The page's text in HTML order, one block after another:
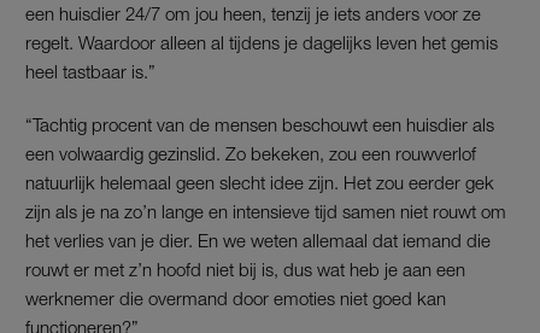
een huisdier 24/7 om jou heen, tenzij je iets anders voor ze
regelt. Waardoor alleen al tijdens je dagelijks leven het gemis
heel tastbaar is.”
“Tachtig procent van de mensen beschouwt een huisdier als
een volwaardig gezinslid. Zo bekeken, zou een rouwverlof
natuurlijk helemaal geen slecht idee zijn. Het zou eerder gek
zijn als je na zo’n lange en intensieve tijd samen niet rouwt om
het verlies van je dier. En we weten allemaal dat iemand die
rouwt er met z’n hoofd niet bij is, dus wat heb je aan een
werknemer die overmand door emoties niet goed kan
functioneren?”